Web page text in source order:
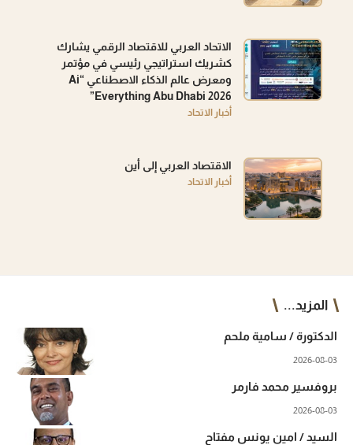
الاتحاد العربي للاقتصاد الرقمي يشارك
كشريك استراتيجي رئيسي في مؤتمر
ومعرض عالم الذكاء الاصطناعي “Ai
Everything Abu Dhabi 2026”
أخبار الاتحاد
الاقتصاد العربي إلى أين
أخبار الاتحاد
المزيد...
الدكتورة / سامية ملحم
2026-08-03
بروفسير محمد فارمر
2026-08-03
السيد / امين يونس مفتاح